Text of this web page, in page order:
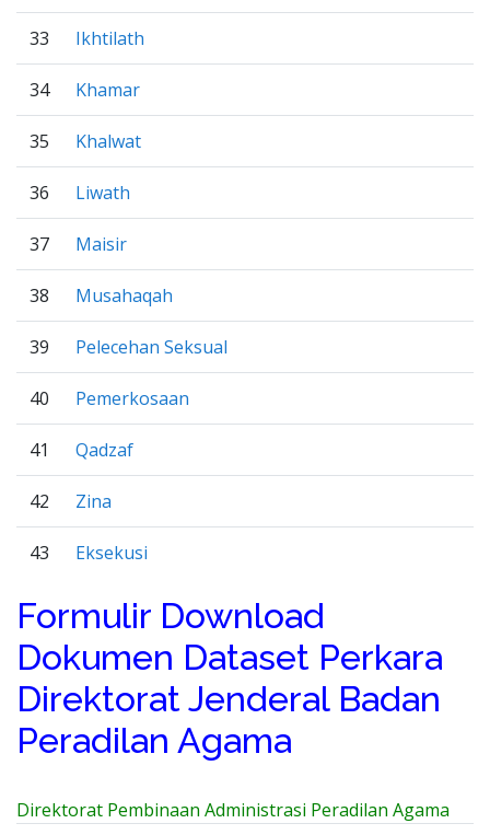
33 Ikhtilath
34 Khamar
35 Khalwat
36 Liwath
37 Maisir
38 Musahaqah
39 Pelecehan Seksual
40 Pemerkosaan
41 Qadzaf
42 Zina
43 Eksekusi
Formulir Download
Dokumen Dataset Perkara
Direktorat Jenderal Badan
Peradilan Agama
Direktorat Pembinaan Administrasi Peradilan Agama